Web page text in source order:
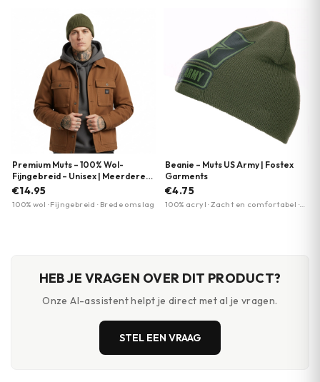
Premium Muts – 100% Wol-
Fijngebreid – Unisex | Meerdere
kleuren
€14.95
100% wol · Fijngebreid · Brede omslag
Beanie – Muts US Army | Fostex
Garments
€4.75
100% acryl · Zacht en comfortabel ·
HEB JE VRAGEN OVER DIT PRODUCT?
Onze AI-assistent helpt je direct met al je vragen.
STEL EEN VRAAG